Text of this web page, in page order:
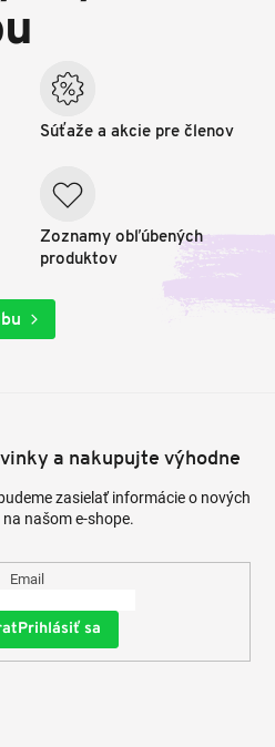
Súťaže a akcie pre členov
Zoznamy obľúbených
produktov
a nakupujte výhodne
zasielať informácie o nových
našom e-shope.
Email
Prihlásiť sa